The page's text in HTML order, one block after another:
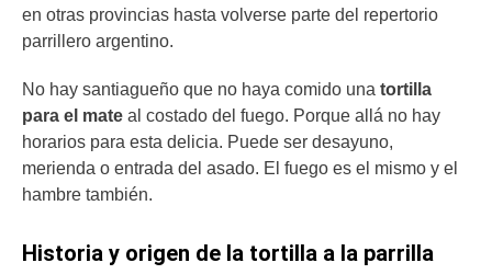
en otras provincias hasta volverse parte del repertorio
parrillero argentino.
No hay santiagueño que no haya comido una tortilla
para el mate al costado del fuego. Porque allá no hay
horarios para esta delicia. Puede ser desayuno,
merienda o entrada del asado. El fuego es el mismo y el
hambre también.
Historia y origen de la tortilla a la parrilla